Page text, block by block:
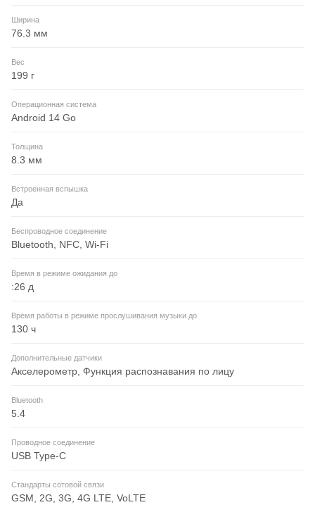
Ширина
76.3 мм
Вес
199 г
Операционная система
Android 14 Go
Толщина
8.3 мм
Встроенная вспышка
Да
Беспроводное соединение
Bluetooth, NFC, Wi-Fi
Время в режиме ожидания до
:26 д
Время работы в режиме прослушивания музыки до
130 ч
Дополнительные датчики
Акселерометр, Функция распознавания по лицу
Bluetooth
5.4
Проводное соединение
USB Type-C
Стандарты сотовой связи
GSM, 2G, 3G, 4G LTE, VoLTE